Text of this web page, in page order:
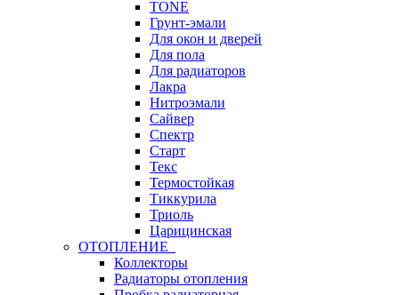
TONE
Грунт-эмали
Для окон и дверей
Для пола
Для радиаторов
Лакра
Нитроэмали
Сайвер
Спектр
Старт
Текс
Термостойкая
Тиккурила
Триоль
Царицинская
ОТОПЛЕНИЕ
Коллекторы
Радиаторы отопления